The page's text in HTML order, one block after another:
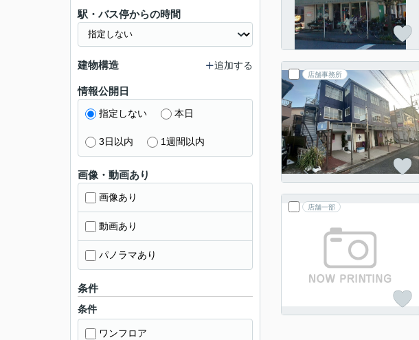
店舗事務所
店舗一部
駅・バス停からの時間
建物構造 追加する
情報公開日
指定しない 本日
3日以内 1週間以内
画像・動画あり
画像あり
動画あり
パノラマあり
条件
条件
ワンフロア